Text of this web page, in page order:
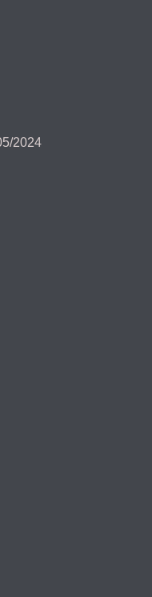
2024